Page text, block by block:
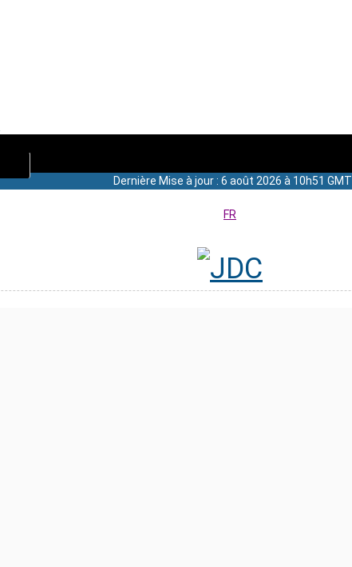
Dernière Mise à jour : 6 août 2026 à 10h51 GMT
FR